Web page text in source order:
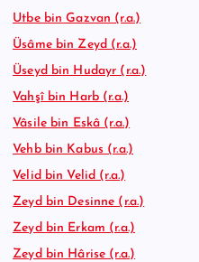
Utbe bin Gazvan (r.a.)
Üsâme bin Zeyd (r.a.)
Üseyd bin Hudayr (r.a.)
Vahşî bin Harb (r.a.)
Vâsile bin Eskâ (r.a.)
Vehb bin Kabus (r.a.)
Velid bin Velid (r.a.)
Zeyd bin Desinne (r.a.)
Zeyd bin Erkam (r.a.)
Zeyd bin Hârise (r.a.)